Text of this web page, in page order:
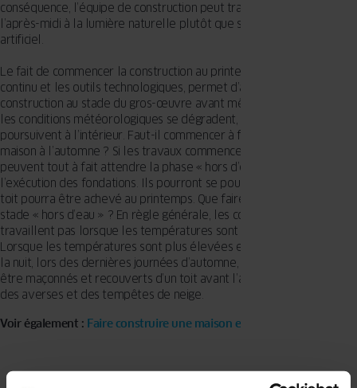
conséquence, l’équipe de construction peut travailler du matin à
l’après-midi à la lumière naturelle plutôt que sous un éclairage
artificiel.
Le fait de commencer la construction au printemps, avec le travail
continu et les outils technologiques, permet d’amener la
construction au stade du gros-œuvre avant même l’hiver. Lorsque
les conditions météorologiques se dégradent, les travaux se
poursuivent à l’intérieur. Faut-il commencer à faire construire une
maison à l’automne ? Si les travaux commencent en septembre, ils
peuvent tout à fait attendre la phase « hors d’eau », c’est-à-dire
l’exécution des fondations. Ils pourront se poursuivre en hiver, et le
toit pourra être achevé au printemps. Que faire pour atteindre le
stade « hors d’eau » ? En règle générale, les constructeurs ne
travaillent pas lorsque les températures sont inférieures à 5 °C.
Lorsque les températures sont plus élevées en journée et pendant
la nuit, lors des dernières journées d’automne, les murs peuvent
être maçonnés et recouverts d’un toit avant l’apparition des gelées,
des averses et des tempêtes de neige.
Voir également : Faire construire une maison en hiver